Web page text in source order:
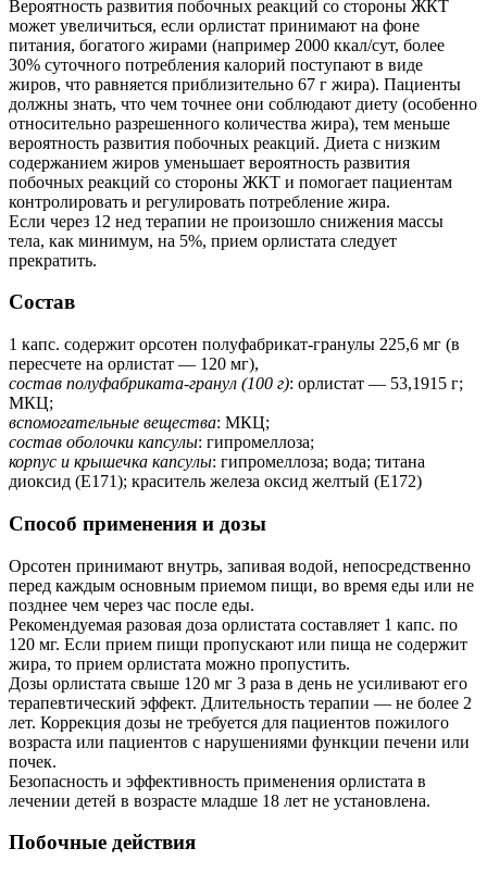
Вероятность развития побочных реакций со стороны ЖКТ
может увеличиться, если орлистат принимают на фоне
питания, богатого жирами (например 2000 ккал/сут, более
30% суточного потребления калорий поступают в виде
жиров, что равняется приблизительно 67 г жира). Пациенты
должны знать, что чем точнее они соблюдают диету (особенно
относительно разрешенного количества жира), тем меньше
вероятность развития побочных реакций. Диета с низким
содержанием жиров уменьшает вероятность развития
побочных реакций со стороны ЖКТ и помогает пациентам
контролировать и регулировать потребление жира.
Если через 12 нед терапии не произошло снижения массы
тела, как минимум, на 5%, прием орлистата следует
прекратить.
Состав
1 капс. содержит орсотен полуфабрикат-гранулы 225,6 мг (в
пересчете на орлистат — 120 мг),
состав полуфабриката-гранул (100 г): орлистат — 53,1915 г;
МКЦ;
вспомогательные вещества: МКЦ;
состав оболочки капсулы: гипромеллоза;
корпус и крышечка капсулы: гипромеллоза; вода; титана
диоксид (Е171); краситель железа оксид желтый (Е172)
Способ применения и дозы
Орсотен принимают внутрь, запивая водой, непосредственно
перед каждым основным приемом пищи, во время еды или не
позднее чем через час после еды.
Рекомендуемая разовая доза орлистата составляет 1 капс. по
120 мг. Если прием пищи пропускают или пища не содержит
жира, то прием орлистата можно пропустить.
Дозы орлистата свыше 120 мг 3 раза в день не усиливают его
терапевтический эффект. Длительность терапии — не более 2
лет. Коррекция дозы не требуется для пациентов пожилого
возраста или пациентов с нарушениями функции печени или
почек.
Безопасность и эффективность применения орлистата в
лечении детей в возрасте младше 18 лет не установлена.
Побочные действия